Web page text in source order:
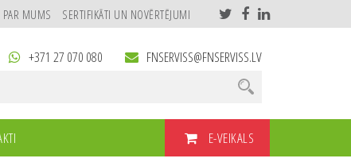
PAR MUMS SERTIFIKĀTI UN NOVĒRTĒJUMI
+371 27 070 080 FNSERVISS@FNSERVISS.LV
E-VEIKALS